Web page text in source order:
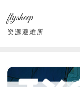
content
flysheep
资源避难所